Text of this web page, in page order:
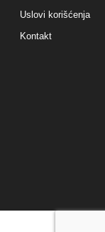
Uslovi korišćenja
Kontakt